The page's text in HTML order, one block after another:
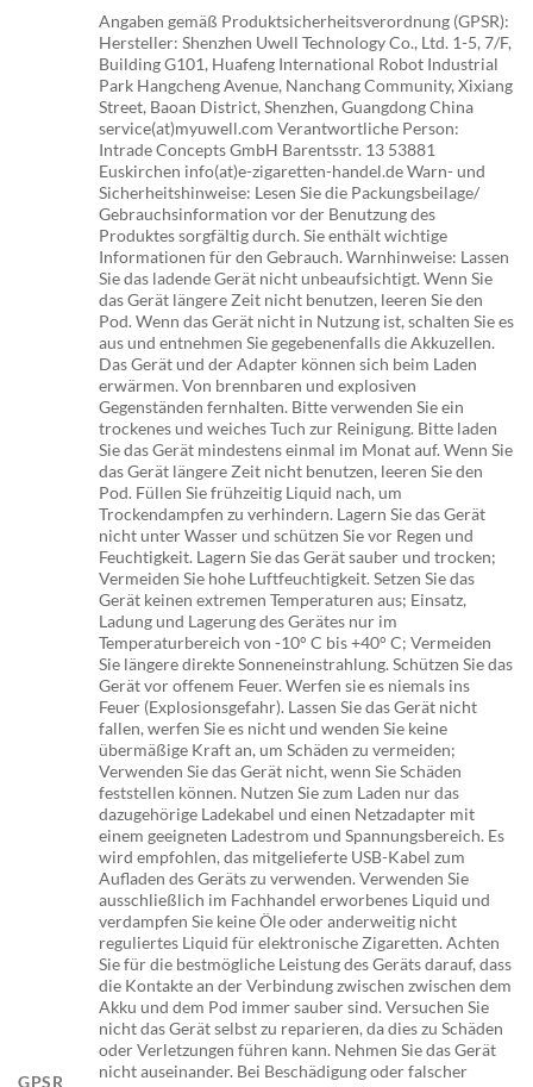
GPSR
Angaben gemäß Produktsicherheitsverordnung (GPSR):
Hersteller: Shenzhen Uwell Technology Co., Ltd. 1-5, 7/F,
Building G101, Huafeng International Robot Industrial
Park Hangcheng Avenue, Nanchang Community, Xixiang
Street, Baoan District, Shenzhen, Guangdong China
service(at)myuwell.com Verantwortliche Person:
Intrade Concepts GmbH Barentsstr. 13 53881
Euskirchen info(at)e-zigaretten-handel.de Warn- und
Sicherheitshinweise: Lesen Sie die Packungsbeilage/
Gebrauchsinformation vor der Benutzung des
Produktes sorgfältig durch. Sie enthält wichtige
Informationen für den Gebrauch. Warnhinweise: Lassen
Sie das ladende Gerät nicht unbeaufsichtigt. Wenn Sie
das Gerät längere Zeit nicht benutzen, leeren Sie den
Pod. Wenn das Gerät nicht in Nutzung ist, schalten Sie es
aus und entnehmen Sie gegebenenfalls die Akkuzellen.
Das Gerät und der Adapter können sich beim Laden
erwärmen. Von brennbaren und explosiven
Gegenständen fernhalten. Bitte verwenden Sie ein
trockenes und weiches Tuch zur Reinigung. Bitte laden
Sie das Gerät mindestens einmal im Monat auf. Wenn Sie
das Gerät längere Zeit nicht benutzen, leeren Sie den
Pod. Füllen Sie frühzeitig Liquid nach, um
Trockendampfen zu verhindern. Lagern Sie das Gerät
nicht unter Wasser und schützen Sie vor Regen und
Feuchtigkeit. Lagern Sie das Gerät sauber und trocken;
Vermeiden Sie hohe Luftfeuchtigkeit. Setzen Sie das
Gerät keinen extremen Temperaturen aus; Einsatz,
Ladung und Lagerung des Gerätes nur im
Temperaturbereich von -10° C bis +40° C; Vermeiden
Sie längere direkte Sonneneinstrahlung. Schützen Sie das
Gerät vor offenem Feuer. Werfen sie es niemals ins
Feuer (Explosionsgefahr). Lassen Sie das Gerät nicht
fallen, werfen Sie es nicht und wenden Sie keine
übermäßige Kraft an, um Schäden zu vermeiden;
Verwenden Sie das Gerät nicht, wenn Sie Schäden
feststellen können. Nutzen Sie zum Laden nur das
dazugehörige Ladekabel und einen Netzadapter mit
einem geeigneten Ladestrom und Spannungsbereich. Es
wird empfohlen, das mitgelieferte USB-Kabel zum
Aufladen des Geräts zu verwenden. Verwenden Sie
ausschließlich im Fachhandel erworbenes Liquid und
verdampfen Sie keine Öle oder anderweitig nicht
reguliertes Liquid für elektronische Zigaretten. Achten
Sie für die bestmögliche Leistung des Geräts darauf, dass
die Kontakte an der Verbindung zwischen zwischen dem
Akku und dem Pod immer sauber sind. Versuchen Sie
nicht das Gerät selbst zu reparieren, da dies zu Schäden
oder Verletzungen führen kann. Nehmen Sie das Gerät
nicht auseinander. Bei Beschädigung oder falscher